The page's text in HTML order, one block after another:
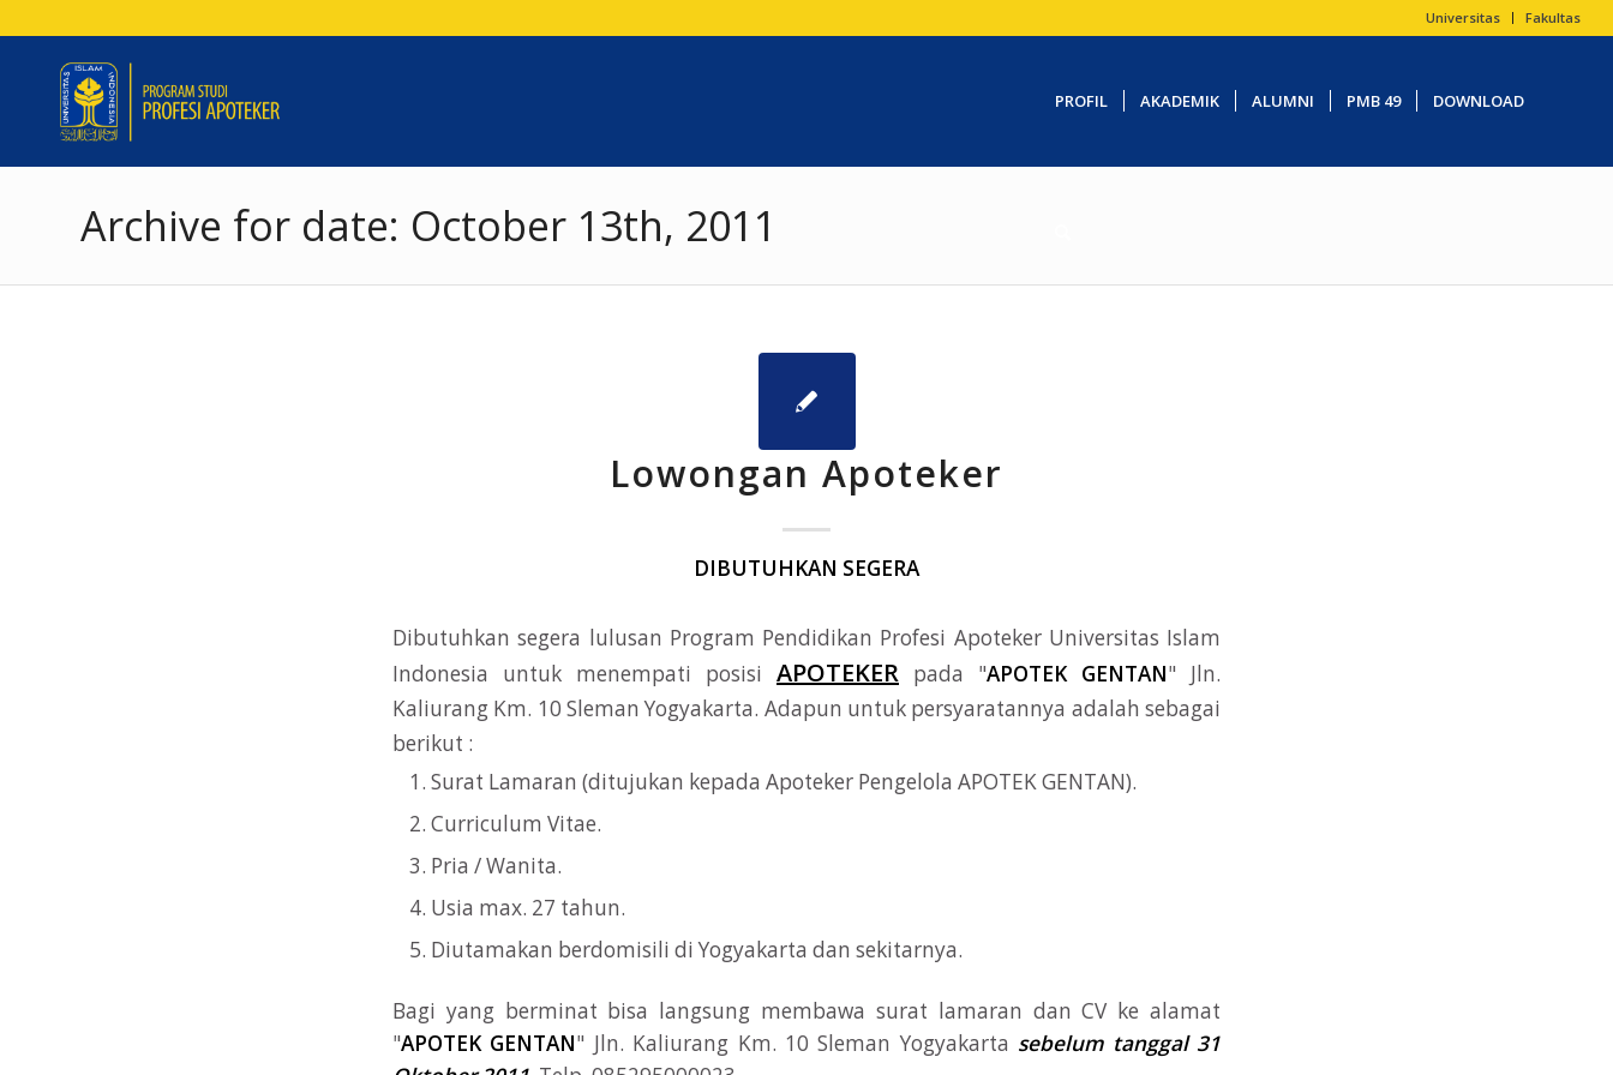
Universitas Fakultas
PROFIL AKADEMIK ALUMNI PMB 49 DOWNLOAD
Archive for date: October 13th, 2011
Lowongan Apoteker
DIBUTUHKAN SEGERA
Dibutuhkan segera lulusan Program Pendidikan Profesi Apoteker Universitas Islam
Indonesia untuk menempati posisi APOTEKER pada "APOTEK GENTAN" Jln.
Kaliurang Km. 10 Sleman Yogyakarta. Adapun untuk persyaratannya adalah sebagai
berikut :
Surat Lamaran (ditujukan kepada Apoteker Pengelola APOTEK GENTAN).
Curriculum Vitae.
Pria / Wanita.
Usia max. 27 tahun.
Diutamakan berdomisili di Yogyakarta dan sekitarnya.
Bagi yang berminat bisa langsung membawa surat lamaran dan CV ke alamat
"APOTEK GENTAN" Jln. Kaliurang Km. 10 Sleman Yogyakarta sebelum tanggal 31